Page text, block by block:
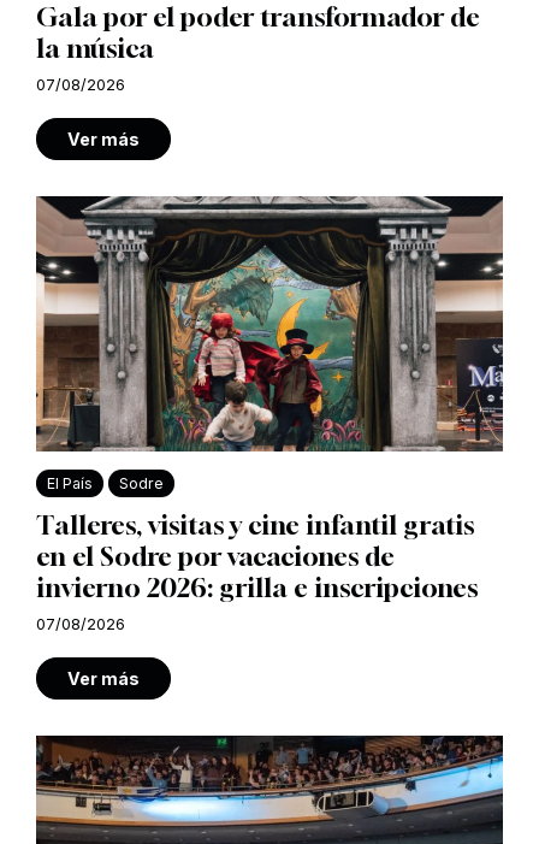
Gala por el poder transformador de
la música
07/08/2026
Ver más
El País Sodre
Talleres, visitas y cine infantil gratis
en el Sodre por vacaciones de
invierno 2026: grilla e inscripciones
07/08/2026
Ver más